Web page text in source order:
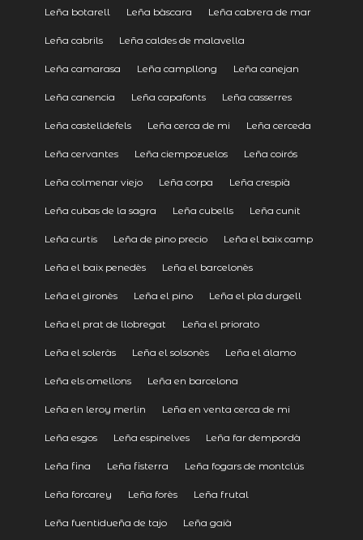
Leña botarell Leña bàscara Leña cabrera de mar
Leña cabrils Leña caldes de malavella
Leña camarasa Leña campllong Leña canejan
Leña canencia Leña capafonts Leña casserres
Leña castelldefels Leña cerca de mi Leña cerceda
Leña cervantes Leña ciempozuelos Leña coirós
Leña colmenar viejo Leña corpa Leña crespià
Leña cubas de la sagra Leña cubells Leña cunit
Leña curtis Leña de pino precio Leña el baix camp
Leña el baix penedès Leña el barcelonès
Leña el gironès Leña el pino Leña el pla durgell
Leña el prat de llobregat Leña el priorato
Leña el soleràs Leña el solsonès Leña el álamo
Leña els omellons Leña en barcelona
Leña en leroy merlin Leña en venta cerca de mi
Leña esgos Leña espinelves Leña far dempordà
Leña fina Leña fisterra Leña fogars de montclús
Leña forcarey Leña forès Leña frutal
Leña fuentidueña de tajo Leña gaià